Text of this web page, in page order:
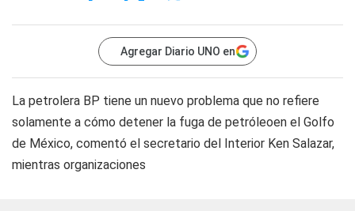
Agregar Diario UNO en
La petrolera BP tiene un nuevo problema que no refiere
solamente a cómo detener la fuga de petróleoen el Golfo
de México, comentó el secretario del Interior Ken Salazar,
mientras organizaciones